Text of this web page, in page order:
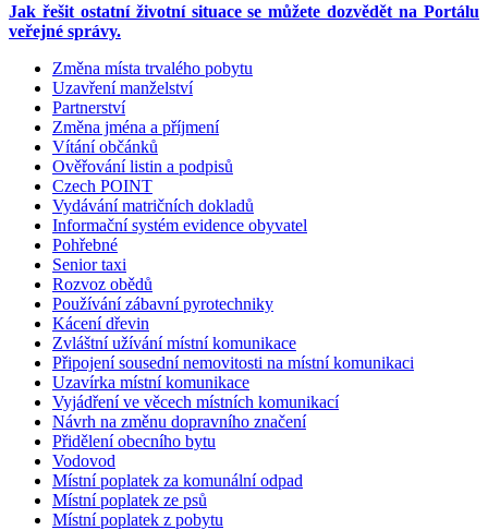
Jak řešit ostatní životní situace se můžete dozvědět na Portálu
veřejné správy.
Změna místa trvalého pobytu
Uzavření manželství
Partnerství
Změna jména a příjmení
Vítání občánků
Ověřování listin a podpisů
Czech POINT
Vydávání matričních dokladů
Informační systém evidence obyvatel
Pohřebné
Senior taxi
Rozvoz obědů
Používání zábavní pyrotechniky
Kácení dřevin
Zvláštní užívání místní komunikace
Připojení sousední nemovitosti na místní komunikaci
Uzavírka místní komunikace
Vyjádření ve věcech místních komunikací
Návrh na změnu dopravního značení
Přidělení obecního bytu
Vodovod
Místní poplatek za komunální odpad
Místní poplatek ze psů
Místní poplatek z pobytu